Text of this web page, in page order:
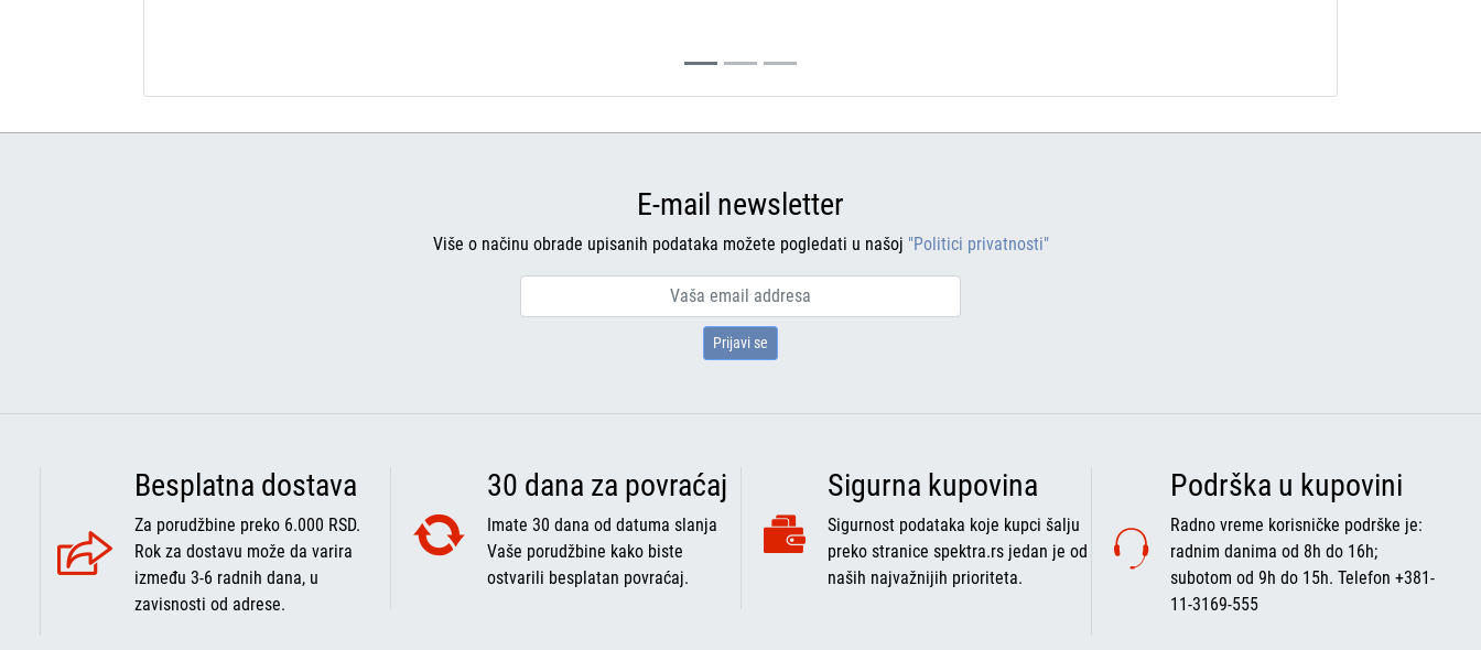
E-mail newsletter
Više o načinu obrade upisanih podataka možete pogledati u našoj "Politici privatnosti"
Prijavi se
Besplatna dostava
Za porudžbine preko 6.000 RSD.
Rok za dostavu može da varira
između 3-6 radnih dana, u
zavisnosti od adrese.
30 dana za povraćaj
Imate 30 dana od datuma slanja
Vaše porudžbine kako biste
ostvarili besplatan povraćaj.
Sigurna kupovina
Sigurnost podataka koje kupci šalju
preko stranice spektra.rs jedan je od
naših najvažnijih prioriteta.
Podrška u kupovini
Radno vreme korisničke podrške je:
radnim danima od 8h do 16h;
subotom od 9h do 15h. Telefon +381-
11-3169-555